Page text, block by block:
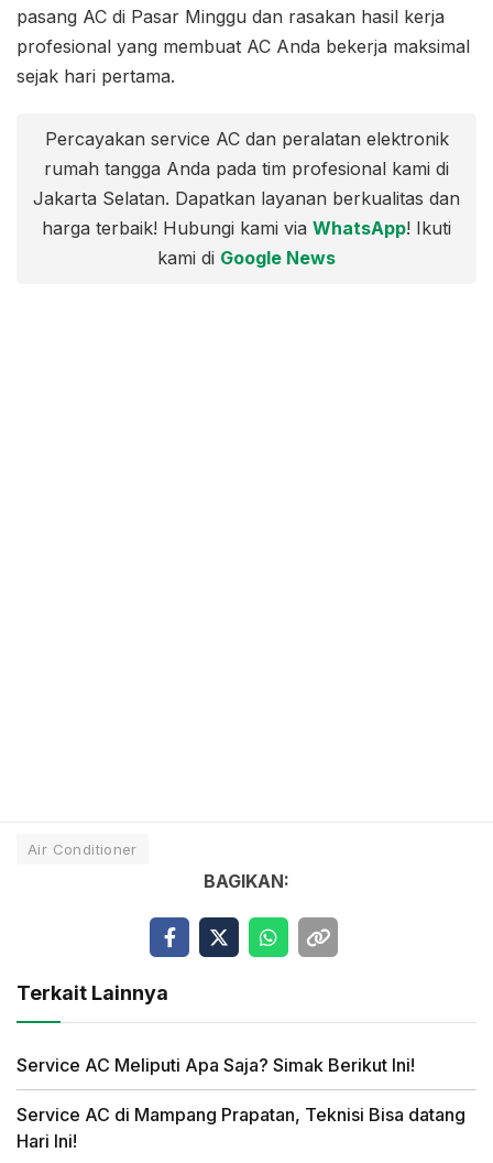
pasang AC di Pasar Minggu dan rasakan hasil kerja
profesional yang membuat AC Anda bekerja maksimal
sejak hari pertama.
Percayakan service AC dan peralatan elektronik
rumah tangga Anda pada tim profesional kami di
Jakarta Selatan. Dapatkan layanan berkualitas dan
harga terbaik! Hubungi kami via WhatsApp! Ikuti
kami di Google News
Air Conditioner
BAGIKAN:
Terkait Lainnya
Service AC Meliputi Apa Saja? Simak Berikut Ini!
Service AC di Mampang Prapatan, Teknisi Bisa datang
Hari Ini!